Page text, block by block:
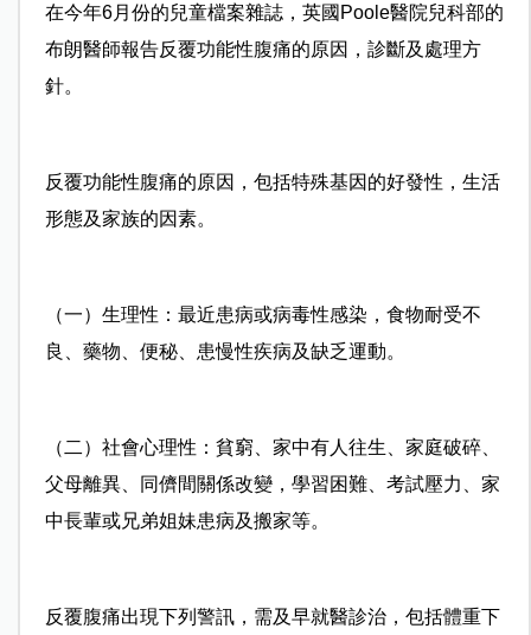
在今年6月份的兒童檔案雜誌，英國Poole醫院兒科部的
布朗醫師報告反覆功能性腹痛的原因，診斷及處理方
針。
反覆功能性腹痛的原因，包括特殊基因的好發性，生活
形態及家族的因素。
（一）生理性：最近患病或病毒性感染，食物耐受不
良、藥物、便秘、患慢性疾病及缺乏運動。
（二）社會心理性：貧窮、家中有人往生、家庭破碎、
父母離異、同儕間關係改變，學習困難、考試壓力、家
中長輩或兄弟姐妹患病及搬家等。
反覆腹痛出現下列警訊，需及早就醫診治，包括體重下